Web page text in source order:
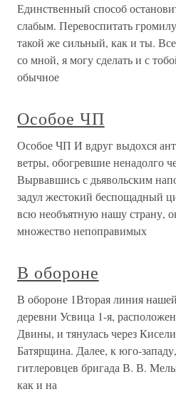
Единственный способ
слабым. Перевоспитать
такой же сильный, как и ты.
со мной, я могу сделать и с
обычное
Особое ЧП
Особое ЧП И вдруг выдохся
ветры, обогревшие ненадолго
Вырвавшись с дьявольским
задул жестокий беспощадный
всю необъятную нашу страну,
множество непоправимых
В обороне
В обороне 1Вторая линия
деревни Усвица 1-я,
Двины, и тянулась через
Батярщина. Далее, к юго-
гитлеровцев бригада В. В.
как и на